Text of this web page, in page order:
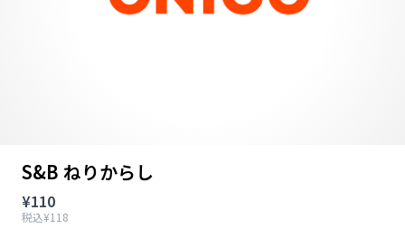
S&B ねりからし
¥110
税込¥118